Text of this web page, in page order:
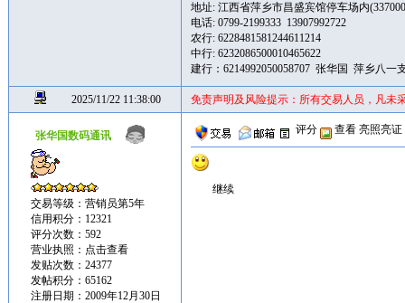
地址: 江西省萍乡市昌盛宾馆停车场内
电话: 0799-2199333 13907992722
农行: 6228481581244611214
中行: 6232086500010465622
建行：6214992050058707 张华国 萍乡八一
2025/11/22 11:38:00 免责声明及风险提示：所有交易人员，凡未
张华国数码通讯
交易等级：营销员第5年
信用积分：12321
评分次数：592
营业执照： 点击查看
发贴次数：24377
发帖积分：65162
注册日期：2009年12月30日
评分 查看 亮照亮证
继续